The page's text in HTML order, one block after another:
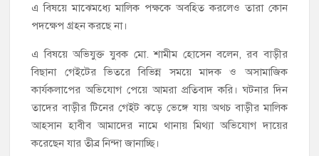
এ বিষয়ে মাঝেমধ্যে মালিক পক্ষকে অবহিত করলেও তারা কোন
পদক্ষেপ গ্রহন করছে না।
এ বিষয়ে অভিযুক্ত যুবক মো. শামীম হোসেন বলেন, রব বাড়ীর
বিছানা গেইটের ভিতরে বিভিন্ন সময়ে মাদক ও অসামাজিক
কার্যকলাপের অভিযোগ পেয়ে আমরা প্রতিবাদ করি। ঘটনার দিন
তাদের বাড়ীর টিনের গেইট ঝড়ে ভেঙ্গে যায় অথচ বাড়ীর মালিক
আহসান হাবীব আমাদের নামে থানায় মিথ্যা অভিযোগ দায়ের
করেছেন যার তীব্র নিন্দা জানাচ্ছি।